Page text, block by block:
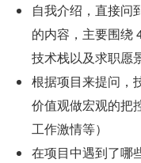
自我介绍，直接问
的内容，主要围绕
技术栈以及求职愿
根据项目来提问，
价值观做宏观的把
工作激情等）
在项目中遇到了哪